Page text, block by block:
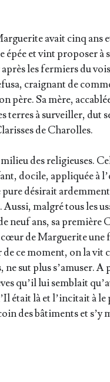
avait cinq
épée et vint pro­po­ser
les fer­miers du
crai­gnant de
père. Sa mère,
terres à sur­veiller, dut
de Charolles.
des reli­gieuses.
docile, appli­quée à
pure dési­rait
mal­gré tous les
neuf ans, sa
cœur de Mar­gue­rite
ce moment, on la vit
ne sut plus s’a­mu­ser.
qu’il lui sem­blait
était là et l’in­ci­tait à
des bâti­ments et s’y